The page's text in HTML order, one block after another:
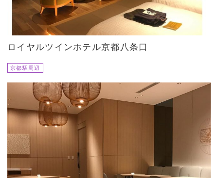
ロイヤルツインホテル京都八条口
京都駅周辺